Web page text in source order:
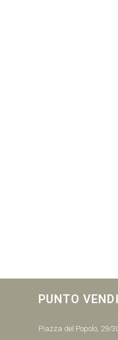
PUNTO
Piazza del Popolo, 29/